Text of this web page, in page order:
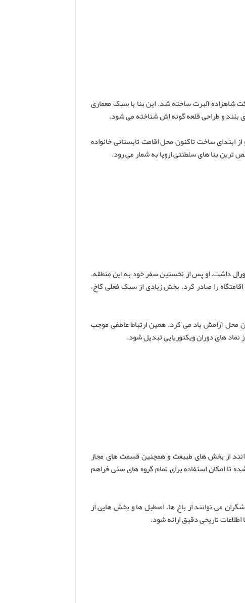
شاهزاده آلبرت ساخته شد. این بنا با سبک معماری
بلند و طراحی قلعه گونه اش شناخته می شود.
ابتدای ساخت تاکنون محل اقامت تابستانی خانواده
ترین بنا های سلطنتی اروپا به شمار می رود.
داشت. او پس از نخستین سفر خود به این منطقه،
را صادر کرد. بخش زیادی از سبک فعلی کاخ،
محل آرامش یاد می کرد. همین ارتباط عاطفی موجب
های دوران ویکتوریایی تبدیل شود.
از بخش های طبیعت و همچنین قسمت های مجاز
تا امکان استفاده برای تمام گروه های سنی فراهم
می توانند از باغ ها، اصطبل ها و بخش هایی از
تاریخی دقیق ارائه شود.